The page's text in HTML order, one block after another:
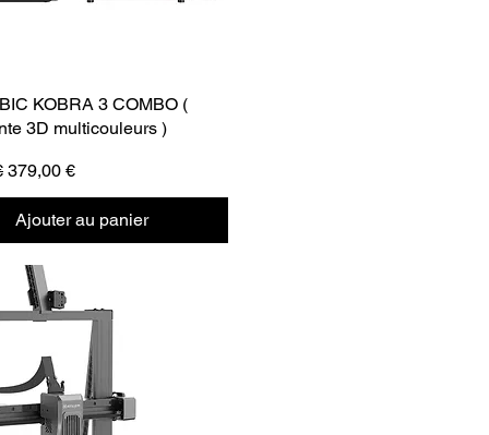
KOBRA 3 COMBO (
3D multicouleurs )
Prix promotionnel
379,00 €
Ajouter au panier